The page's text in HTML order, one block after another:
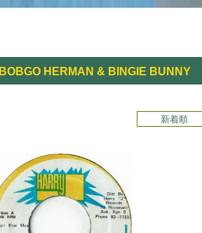
BOBGO HERMAN & BINGIE BUNNY
新着順